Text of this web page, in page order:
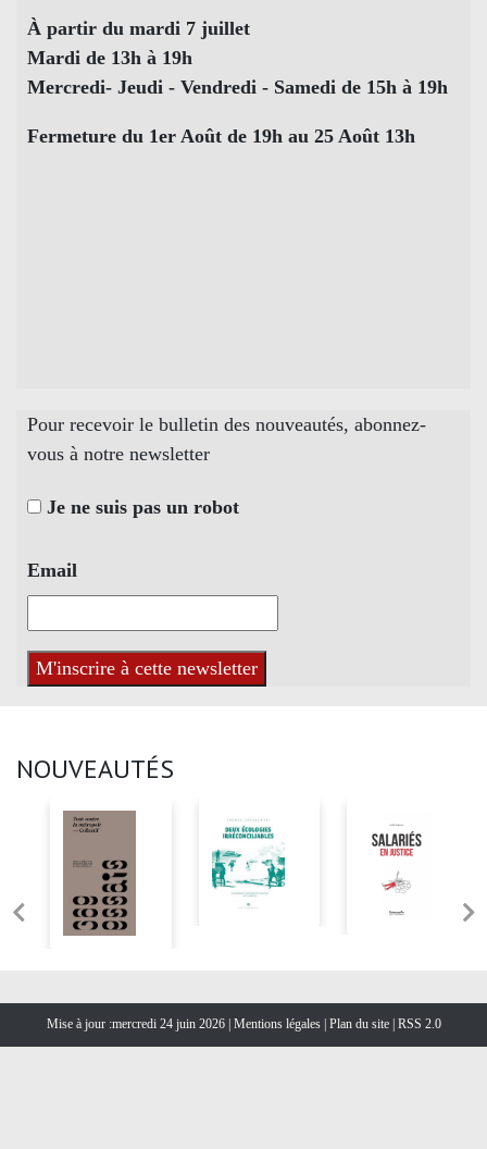
À partir du mardi 7 juillet
Mardi de 13h à 19h
Mercredi- Jeudi - Vendredi - Samedi de 15h à 19h
Fermeture du 1er Août de 19h au 25 Août 13h
Pour recevoir le bulletin des nouveautés, abonnez-
vous à notre newsletter
Je ne suis pas un robot
Email
NOUVEAUTÉS
Mise à jour :mercredi 24 juin 2026 | Mentions légales Plan du site RSS 2.0